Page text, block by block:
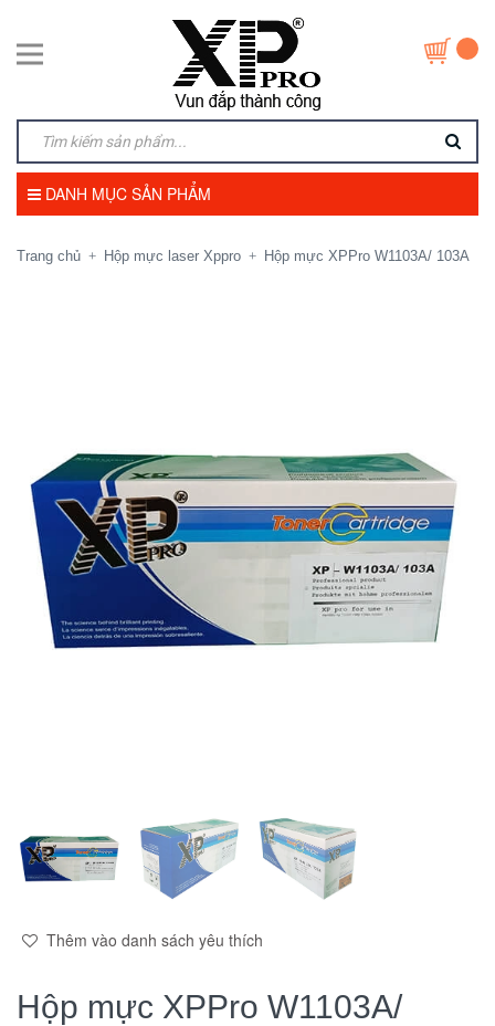
DANH MỤC SẢN PHẨM
Trang chủ + Hộp mực laser Xppro + Hộp mực XPPro W1103A/ 103A
Thêm vào danh sách yêu thích
Hộp mực XPPro W1103A/